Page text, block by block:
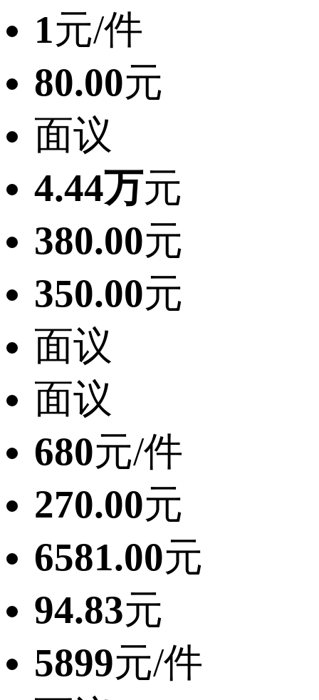
1元/件
80.00元
面议
4.44万元
380.00元
350.00元
面议
面议
680元/件
270.00元
6581.00元
94.83元
5899元/件